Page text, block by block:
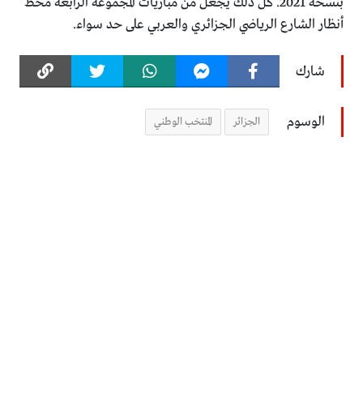
أنظار الشارع الرياضي الجزائري والعربي على حد سواء.
شارك
الوسوم الجزائر المنتخب الوطني